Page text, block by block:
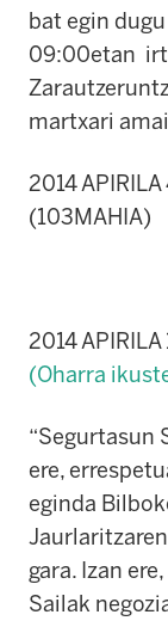
bat egin
09:00etan
martxari
2014 APIRILA
(103MAHIA)
2014 APIRILA
(Oharra
“Segurtasun
ere,
eginda
gara. Izan
Sailak